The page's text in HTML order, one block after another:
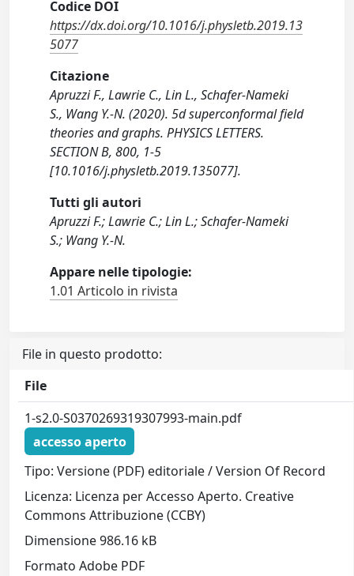
Codice DOI
https://dx.doi.org/10.1016/j.physletb.2019.13
5077
Citazione
Apruzzi F., Lawrie C., Lin L., Schafer-Nameki
S., Wang Y.-N. (2020). 5d superconformal field
theories and graphs. PHYSICS LETTERS.
SECTION B, 800, 1-5
[10.1016/j.physletb.2019.135077].
Tutti gli autori
Apruzzi F.; Lawrie C.; Lin L.; Schafer-Nameki
S.; Wang Y.-N.
Appare nelle tipologie:
1.01 Articolo in rivista
File in questo prodotto:
File
1-s2.0-S0370269319307993-main.pdf
accesso aperto
Tipo: Versione (PDF) editoriale / Version Of Record
Licenza: Licenza per Accesso Aperto. Creative
Commons Attribuzione (CCBY)
Dimensione 986.16 kB
Formato Adobe PDF